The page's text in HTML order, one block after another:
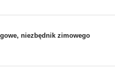
niezbędnik zimowego